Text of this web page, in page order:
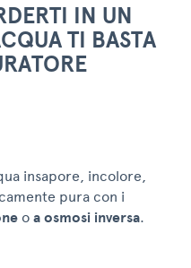
IN UN
TI BASTA
insapore, incolore,
pura con i
o a osmosi inversa.